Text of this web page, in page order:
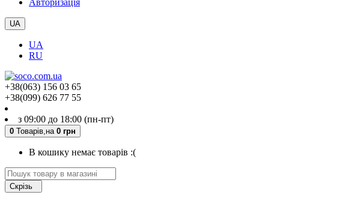
UA
UA
RU
+38(063) 156 03 65
+38(099) 626 77 55
з 09:00 до 18:00 (пн-пт)
0 Товарів, на 0 грн
В кошику немає товарів :(
Скрізь